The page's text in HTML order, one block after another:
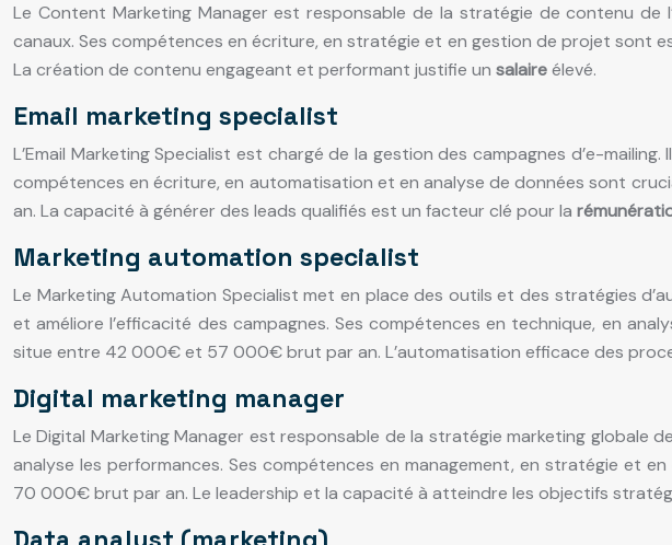
Le Content Marketing Manager est responsable de la stratégie de contenu
canaux. Ses compétences en écriture, en stratégie et en gestion de projet sont
La création de contenu engageant et performant justifie un salaireélevé.
Email marketing specialist
L’Email Marketing Specialist est chargé de la gestion des campagnes d’e-
compétences en écriture, en automatisation et en analyse de données sont
an. La capacité à générer des leads qualifiés est un facteur clé pour la
Marketing automation specialist
Le Marketing Automation Specialist met en place des outils et des stratégies
et améliore l’efficacité des campagnes. Ses compétences en technique, en
situe entre 42 000€ et 57 000€ brut par an. L’automatisation efficace des
Digital marketing manager
Le Digital Marketing Manager est responsable de la stratégie marketing globale
analyse les performances. Ses compétences en management, en stratégie et
70 000€ brut par an. Le leadership et la capacité à atteindre les objectifs